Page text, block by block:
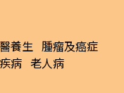
養生 腫瘤及癌症
病 老人病